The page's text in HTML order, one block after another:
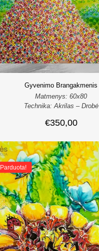
Gyvenimo Brangakmenis
Matmenys: 60x80
Technika: Akrilas – Drobė
€350,00
Parduota!